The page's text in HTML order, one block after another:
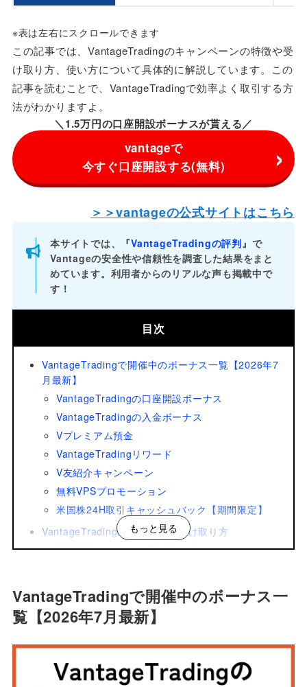
※表は左右にスクロールできます
この記事では、VantageTradingのキャンペーンの特徴や受
け取り方、使い方について具体的に解説しています。この
記事を読むことで、VantageTradingで効率よく取引する方
法がわかりますよ。
＼1.5万円の口座開設ボーナスが貰える／
vantageで
今すぐ口座開設する(無料)
＞＞vantageの公式サイトはこちら
本サイトでは、『VantageTradingの評判 』で
Vantageの安全性や信頼性を調査した結果をまと
めています。利用者からのリアルな声も掲載中で
す！
目次
VantageTradingで開催中のボーナス一覧【2026年7
月最新】
VantageTradingの口座開設ボーナス
VantageTradingの入金ボーナス
Vプレミアム預金
VantageTradingリワード
V友紹介キャンペーン
無料VPSプロモーション
米国株24H取引キャッシュバック【期間限定】
VantageTradingのボーナスの受け取り方
口座開設ボーナスの受け取り方
VantageTradingリワードの受け取り方
VantageTradingのボーナスの使い方
VantageTradingのボーナスが反映されない原因と解
決法
過去に口座開設をしたことがある
本人確認(KYC)が完了していない
もっと見る
VantageTradingで開催中のボーナス一
覧【2026年7月最新】